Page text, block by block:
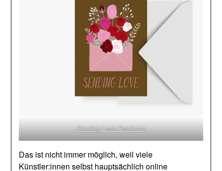
Sending Love Postkarte
Das ist nicht immer möglich, weil viele
Künstler:innen selbst hauptsächlich online